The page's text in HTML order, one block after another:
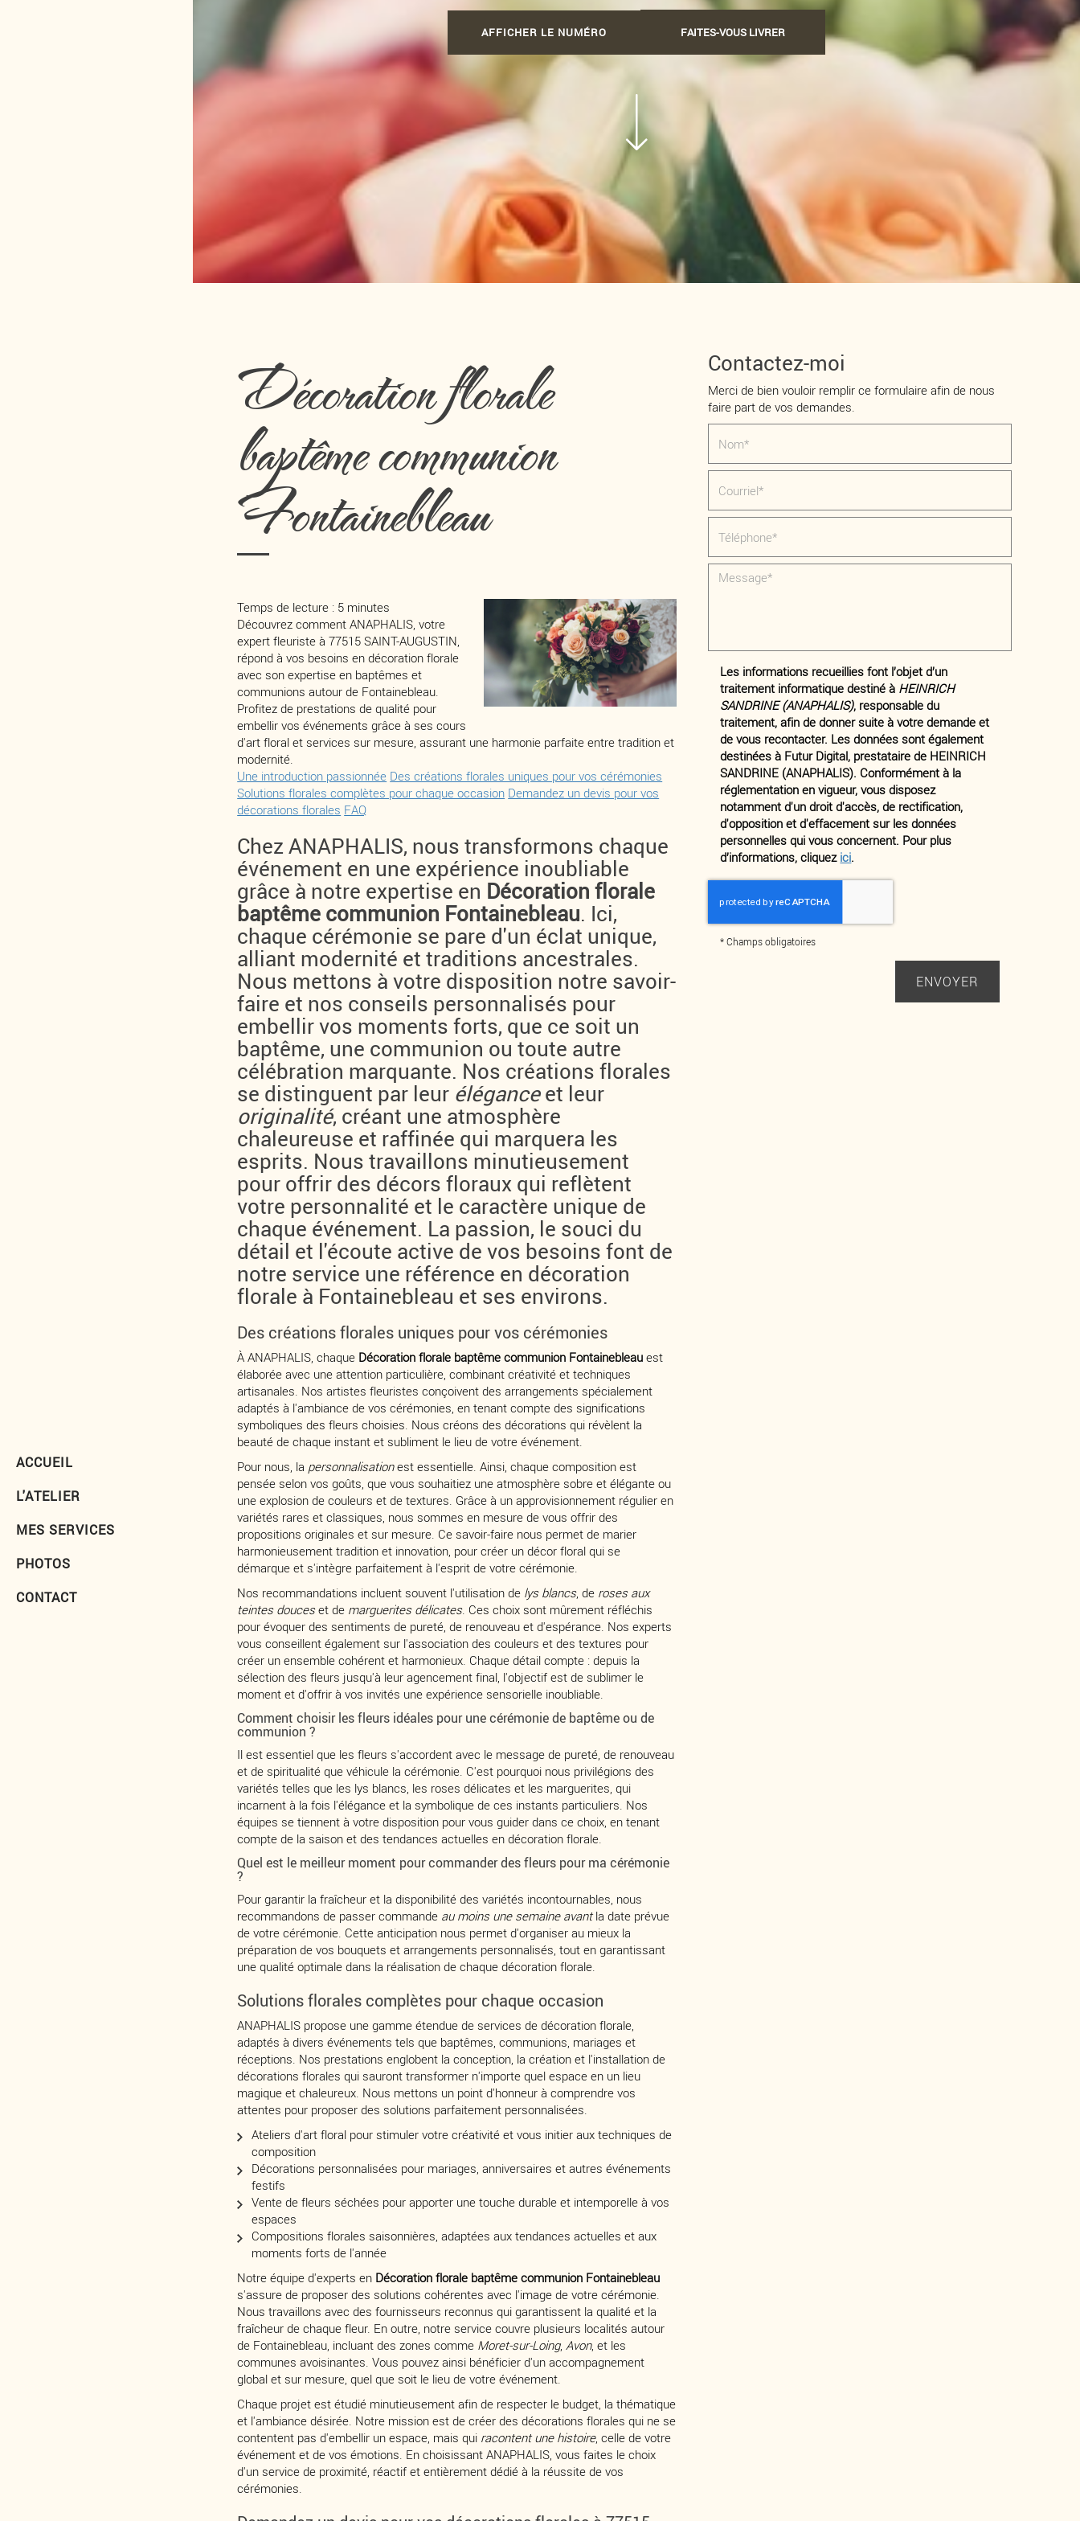
ACCUEIL
L'ATELIER
MES SERVICES
PHOTOS
CONTACT
AFFICHER LE NUMÉRO FAITES-VOUS LIVRER
Décoration florale
baptême communion
Fontainebleau
Temps de lecture : 5 minutes
Découvrez comment ANAPHALIS, votre
expert fleuriste à 77515 SAINT-AUGUSTIN,
répond à vos besoins en décoration florale
avec son expertise en baptêmes et
communions autour de Fontainebleau.
Profitez de prestations de qualité pour
embellir vos événements grâce à ses cours
d'art floral et services sur mesure, assurant une harmonie parfaite entre tradition et
modernité.
Une introduction passionnée Des créations florales uniques pour vos cérémonies
Solutions florales complètes pour chaque occasion Demandez un devis pour vos
décorations florales FAQ
Chez ANAPHALIS, nous transformons chaque
événement en une expérience inoubliable
grâce à notre expertise en Décoration florale
baptême communion Fontainebleau. Ici,
chaque cérémonie se pare d'un éclat unique,
alliant modernité et traditions ancestrales.
Nous mettons à votre disposition notre savoir-
faire et nos conseils personnalisés pour
embellir vos moments forts, que ce soit un
baptême, une communion ou toute autre
célébration marquante. Nos créations florales
se distinguent par leur éléganceet leur
originalité, créant une atmosphère
chaleureuse et raffinée qui marquera les
esprits. Nous travaillons minutieusement
pour offrir des décors floraux qui reflètent
votre personnalité et le caractère unique de
chaque événement. La passion, le souci du
détail et l'écoute active de vos besoins font de
notre service une référence en décoration
florale à Fontainebleau et ses environs.
Des créations florales uniques pour vos cérémonies
À ANAPHALIS, chaque Décoration florale baptême communion Fontainebleau est
élaborée avec une attention particulière, combinant créativité et techniques
artisanales. Nos artistes fleuristes conçoivent des arrangements spécialement
adaptés à l'ambiance de vos cérémonies, en tenant compte des significations
symboliques des fleurs choisies. Nous créons des décorations qui révèlent la
beauté de chaque instant et subliment le lieu de votre événement.
Pour nous, la personnalisationest essentielle. Ainsi, chaque composition est
pensée selon vos goûts, que vous souhaitiez une atmosphère sobre et élégante ou
une explosion de couleurs et de textures. Grâce à un approvisionnement régulier en
variétés rares et classiques, nous sommes en mesure de vous offrir des
propositions originales et sur mesure. Ce savoir-faire nous permet de marier
harmonieusement tradition et innovation, pour créer un décor floral qui se
démarque et s'intègre parfaitement à l'esprit de votre cérémonie.
Nos recommandations incluent souvent l'utilisation de lys blancs, de roses aux
teintes douceset de marguerites délicates. Ces choix sont mûrement réfléchis
pour évoquer des sentiments de pureté, de renouveau et d'espérance. Nos experts
vous conseillent également sur l'association des couleurs et des textures pour
créer un ensemble cohérent et harmonieux. Chaque détail compte : depuis la
sélection des fleurs jusqu'à leur agencement final, l'objectif est de sublimer le
moment et d'offrir à vos invités une expérience sensorielle inoubliable.
Comment choisir les fleurs idéales pour une cérémonie de baptême ou de
communion ?
Il est essentiel que les fleurs s'accordent avec le message de pureté, de renouveau
et de spiritualité que véhicule la cérémonie. C'est pourquoi nous privilégions des
variétés telles que les lys blancs, les roses délicates et les marguerites, qui
incarnent à la fois l'élégance et la symbolique de ces instants particuliers. Nos
équipes se tiennent à votre disposition pour vous guider dans ce choix, en tenant
compte de la saison et des tendances actuelles en décoration florale.
Quel est le meilleur moment pour commander des fleurs pour ma cérémonie
?
Pour garantir la fraîcheur et la disponibilité des variétés incontournables, nous
recommandons de passer commande au moins une semaine avantla date prévue
de votre cérémonie. Cette anticipation nous permet d'organiser au mieux la
préparation de vos bouquets et arrangements personnalisés, tout en garantissant
une qualité optimale dans la réalisation de chaque décoration florale.
Solutions florales complètes pour chaque occasion
ANAPHALIS propose une gamme étendue de services de décoration florale,
adaptés à divers événements tels que baptêmes, communions, mariages et
réceptions. Nos prestations englobent la conception, la création et l'installation de
décorations florales qui sauront transformer n'importe quel espace en un lieu
magique et chaleureux. Nous mettons un point d'honneur à comprendre vos
attentes pour proposer des solutions parfaitement personnalisées.
Ateliers d'art floral pour stimuler votre créativité et vous initier aux techniques de
composition
Décorations personnalisées pour mariages, anniversaires et autres événements
festifs
Vente de fleurs séchées pour apporter une touche durable et intemporelle à vos
espaces
Compositions florales saisonnières, adaptées aux tendances actuelles et aux
moments forts de l'année
Notre équipe d'experts en Décoration florale baptême communion Fontainebleau
s'assure de proposer des solutions cohérentes avec l'image de votre cérémonie.
Nous travaillons avec des fournisseurs reconnus qui garantissent la qualité et la
fraîcheur de chaque fleur. En outre, notre service couvre plusieurs localités autour
de Fontainebleau, incluant des zones comme Moret-sur-Loing,Avon, et les
communes avoisinantes. Vous pouvez ainsi bénéficier d'un accompagnement
global et sur mesure, quel que soit le lieu de votre événement.
Chaque projet est étudié minutieusement afin de respecter le budget, la thématique
et l'ambiance désirée. Notre mission est de créer des décorations florales qui ne se
contentent pas d'embellir un espace, mais qui racontent une histoire, celle de votre
événement et de vos émotions. En choisissant ANAPHALIS, vous faites le choix
d'un service de proximité, réactif et entièrement dédié à la réussite de vos
cérémonies.
Contactez-moi
Merci de bien vouloir remplir ce formulaire afin de nous
faire part de vos demandes.
Les informations recueillies font l’objet d’un
traitement informatique destiné à HEINRICH
SANDRINE (ANAPHALIS), responsable du
traitement, afin de donner suite à votre demande et
de vous recontacter. Les données sont également
destinées à Futur Digital, prestataire de HEINRICH
SANDRINE (ANAPHALIS). Conformément à la
réglementation en vigueur, vous disposez
notamment d'un droit d'accès, de rectification,
d'opposition et d'effacement sur les données
personnelles qui vous concernent. Pour plus
d’informations, cliquez ici.
*Champs obligatoires